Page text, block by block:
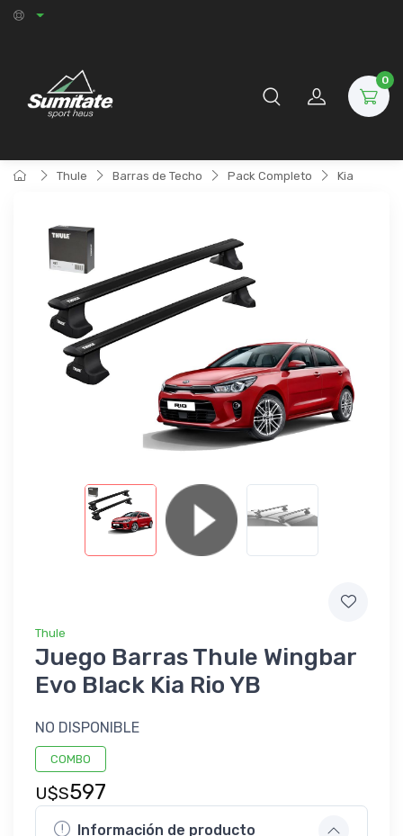
0
Thule Barras de Techo Pack Completo Kia
Thule
Juego Barras Thule Wingbar
Evo Black Kia Rio YB
NO DISPONIBLE
COMBO
U$S597
Información de producto